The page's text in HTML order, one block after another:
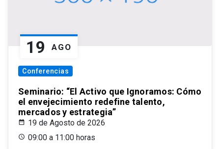
19 AGO
Conferencias
Seminario: “El Activo que Ignoramos: Cómo
el envejecimiento redefine talento,
mercados y estrategia”
19 de Agosto de 2026
09:00 a 11:00 horas